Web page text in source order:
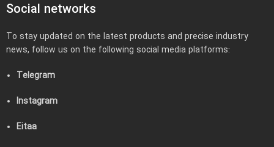
Social networks
To stay updated on the latest products and precise industry
news, follow us on the following social media platforms:
Telegram
Instagram
Eitaa